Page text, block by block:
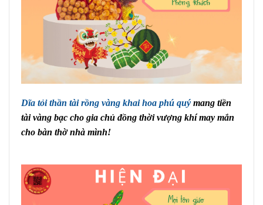
Dĩa tỏi thần tài rồng vàng khai hoa phú quý mang tiền
tài vàng bạc cho gia chủ đồng thời vượng khí may mắn
cho bàn thờ nhà mình!